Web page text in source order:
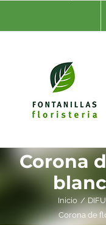
Corona
Inicio
Corona de